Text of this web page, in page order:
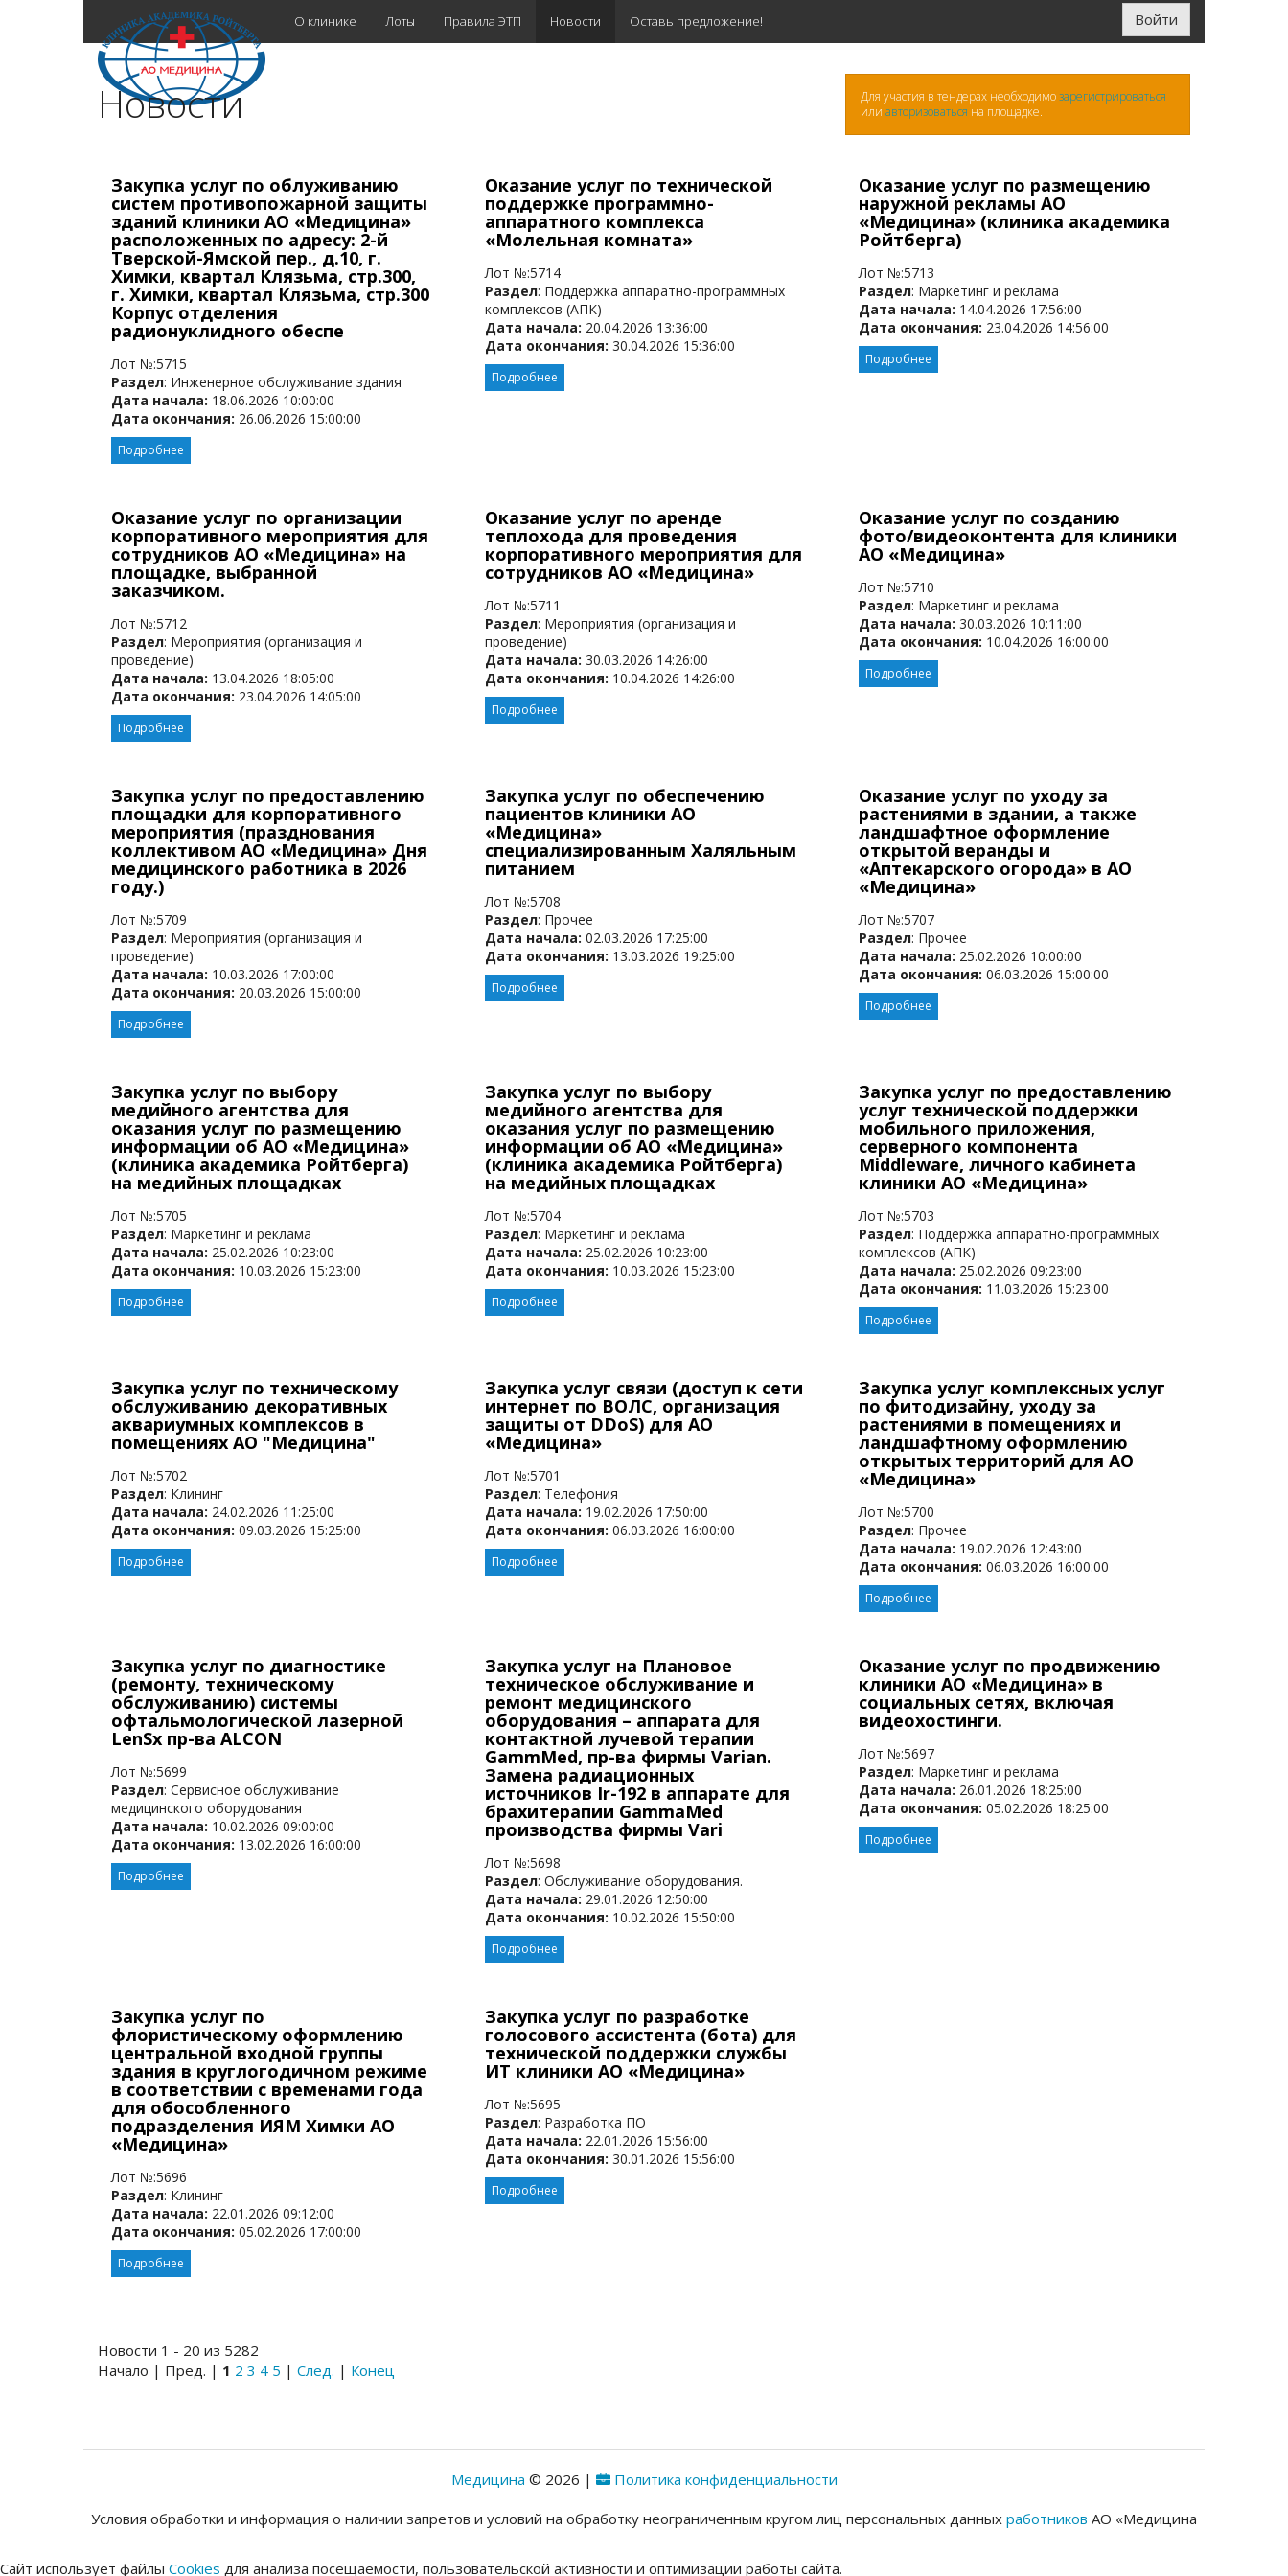
О клинике Лоты Правила ЭТП Новости Оставь предложение! Войти
Новости Для участия в тендерах необходимозарегистрироваться
или авторизоваться на площадке.
Закупка услуг по облуживанию
систем противопожарной защиты
зданий клиники АО «Медицина»
расположенных по адресу: 2-й
Тверской-Ямской пер., д.10, г.
Химки, квартал Клязьма, стр.300,
г. Химки, квартал Клязьма, стр.300
Корпус отделения
радионуклидного обеспе
Лот №:5715
Раздел: Инженерное обслуживание здания
Дата начала: 18.06.2026 10:00:00
Дата окончания: 26.06.2026 15:00:00
Подробнее
Оказание услуг по технической
поддержке программно-
аппаратного комплекса
«Молельная комната»
Лот №:5714
Раздел: Поддержка аппаратно-программных
комплексов (АПК)
Дата начала: 20.04.2026 13:36:00
Дата окончания: 30.04.2026 15:36:00
Подробнее
Оказание услуг по размещению
наружной рекламы АО
«Медицина» (клиника академика
Ройтберга)
Лот №:5713
Раздел: Маркетинг и реклама
Дата начала: 14.04.2026 17:56:00
Дата окончания: 23.04.2026 14:56:00
Подробнее
Оказание услуг по организации
корпоративного мероприятия для
сотрудников АО «Медицина» на
площадке, выбранной
заказчиком.
Лот №:5712
Раздел: Мероприятия (организация и
проведение)
Дата начала: 13.04.2026 18:05:00
Дата окончания: 23.04.2026 14:05:00
Подробнее
Оказание услуг по аренде
теплохода для проведения
корпоративного мероприятия для
сотрудников АО «Медицина»
Лот №:5711
Раздел: Мероприятия (организация и
проведение)
Дата начала: 30.03.2026 14:26:00
Дата окончания: 10.04.2026 14:26:00
Подробнее
Оказание услуг по созданию
фото/видеоконтента для клиники
АО «Медицина»
Лот №:5710
Раздел: Маркетинг и реклама
Дата начала: 30.03.2026 10:11:00
Дата окончания: 10.04.2026 16:00:00
Подробнее
Закупка услуг по предоставлению
площадки для корпоративного
мероприятия (празднования
коллективом АО «Медицина» Дня
медицинского работника в 2026
году.)
Лот №:5709
Раздел: Мероприятия (организация и
проведение)
Дата начала: 10.03.2026 17:00:00
Дата окончания: 20.03.2026 15:00:00
Подробнее
Закупка услуг по обеспечению
пациентов клиники АО
«Медицина»
специализированным Халяльным
питанием
Лот №:5708
Раздел: Прочее
Дата начала: 02.03.2026 17:25:00
Дата окончания: 13.03.2026 19:25:00
Подробнее
Оказание услуг по уходу за
растениями в здании, а также
ландшафтное оформление
открытой веранды и
«Аптекарского огорода» в АО
«Медицина»
Лот №:5707
Раздел: Прочее
Дата начала: 25.02.2026 10:00:00
Дата окончания: 06.03.2026 15:00:00
Подробнее
Закупка услуг по выбору
медийного агентства для
оказания услуг по размещению
информации об АО «Медицина»
(клиника академика Ройтберга)
на медийных площадках
Лот №:5705
Раздел: Маркетинг и реклама
Дата начала: 25.02.2026 10:23:00
Дата окончания: 10.03.2026 15:23:00
Подробнее
Закупка услуг по выбору
медийного агентства для
оказания услуг по размещению
информации об АО «Медицина»
(клиника академика Ройтберга)
на медийных площадках
Лот №:5704
Раздел: Маркетинг и реклама
Дата начала: 25.02.2026 10:23:00
Дата окончания: 10.03.2026 15:23:00
Подробнее
Закупка услуг по предоставлению
услуг технической поддержки
мобильного приложения,
серверного компонента
Middleware, личного кабинета
клиники АО «Медицина»
Лот №:5703
Раздел: Поддержка аппаратно-программных
комплексов (АПК)
Дата начала: 25.02.2026 09:23:00
Дата окончания: 11.03.2026 15:23:00
Подробнее
Закупка услуг по техническому
обслуживанию декоративных
аквариумных комплексов в
помещениях АО "Медицина"
Лот №:5702
Раздел: Клининг
Дата начала: 24.02.2026 11:25:00
Дата окончания: 09.03.2026 15:25:00
Подробнее
Закупка услуг связи (доступ к сети
интернет по ВОЛС, организация
защиты от DDoS) для АО
«Медицина»
Лот №:5701
Раздел: Телефония
Дата начала: 19.02.2026 17:50:00
Дата окончания: 06.03.2026 16:00:00
Подробнее
Закупка услуг комплексных услуг
по фитодизайну, уходу за
растениями в помещениях и
ландшафтному оформлению
открытых территорий для АО
«Медицина»
Лот №:5700
Раздел: Прочее
Дата начала: 19.02.2026 12:43:00
Дата окончания: 06.03.2026 16:00:00
Подробнее
Закупка услуг по диагностике
(ремонту, техническому
обслуживанию) системы
офтальмологической лазерной
LenSx пр-ва ALCON
Лот №:5699
Раздел: Сервисное обслуживание
медицинского оборудования
Дата начала: 10.02.2026 09:00:00
Дата окончания: 13.02.2026 16:00:00
Подробнее
Закупка услуг на Плановое
техническое обслуживание и
ремонт медицинского
оборудования – аппарата для
контактной лучевой терапии
GammMed, пр-ва фирмы Varian.
Замена радиационных
источников Ir-192 в аппарате для
брахитерапии GammaMed
производства фирмы Vari
Лот №:5698
Раздел: Обслуживание оборудования.
Дата начала: 29.01.2026 12:50:00
Дата окончания: 10.02.2026 15:50:00
Подробнее
Оказание услуг по продвижению
клиники АО «Медицина» в
социальных сетях, включая
видеохостинги.
Лот №:5697
Раздел: Маркетинг и реклама
Дата начала: 26.01.2026 18:25:00
Дата окончания: 05.02.2026 18:25:00
Подробнее
Закупка услуг по
флористическому оформлению
центральной входной группы
здания в круглогодичном режиме
в соответствии с временами года
для обособленного
подразделения ИЯМ Химки АО
«Медицина»
Лот №:5696
Раздел: Клининг
Дата начала: 22.01.2026 09:12:00
Дата окончания: 05.02.2026 17:00:00
Подробнее
Закупка услуг по разработке
голосового ассистента (бота) для
технической поддержки службы
ИТ клиники АО «Медицина»
Лот №:5695
Раздел: Разработка ПО
Дата начала: 22.01.2026 15:56:00
Дата окончания: 30.01.2026 15:56:00
Подробнее
Новости 1 - 20 из 5282
Начало | Пред. | 1 2 3 4 5 | След. | Конец
Медицина © 2026 | Политика конфиденциальности
Условия обработки и информация о наличии запретов и условий на обработку неограниченным кругом лиц персональных данных работников АО «Медицина
Сайт использует файлы Cookies для анализа посещаемости, пользовательской активности и оптимизации работы сайта.